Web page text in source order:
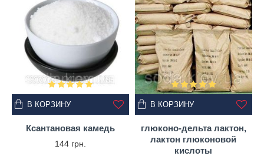
Ксантановая камедь
144 грн.
В КОРЗИНУ
глюконо-дельта лактон,
лактон глюконовой
кислоты
В КОРЗИНУ